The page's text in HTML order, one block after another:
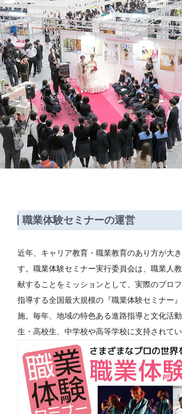
職業体験セミナーの運営
近年、キャリア教育・職業教育のあり方が大
す。職業体験セミナー実行委員会は、職業人
献することをミッションとして、実際のプロ
指導する全国最大規模の『職業体験セミナー
施。毎年、地域の特色ある進路指導と文化活
生・高校生、中学校や高等学校に支持されてい